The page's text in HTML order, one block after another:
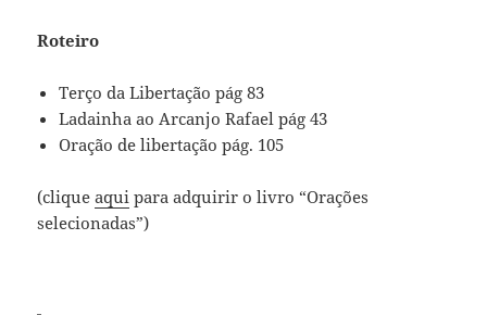
Roteiro
Terço da Libertação pág 83
Ladainha ao Arcanjo Rafael pág 43
Oração de libertação pág. 105
(cliqueaqui para adquirir o livro “Orações
selecionadas”)